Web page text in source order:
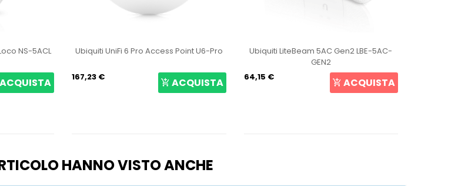
NS-5ACL
ACQUISTA
Ubiquiti UniFi 6 Pro Access Point U6-Pro
167,23 € ACQUISTA
Ubiquiti LiteBeam 5AC Gen2 LBE-5AC-
GEN2
64,15 €
ACQUISTA
HANNO VISTO ANCHE